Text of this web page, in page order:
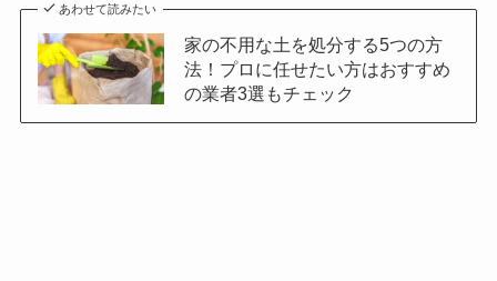
あわせて読みたい
家の不用な土を処分する5つの方
法！プロに任せたい方はおすすめ
の業者3選もチェック